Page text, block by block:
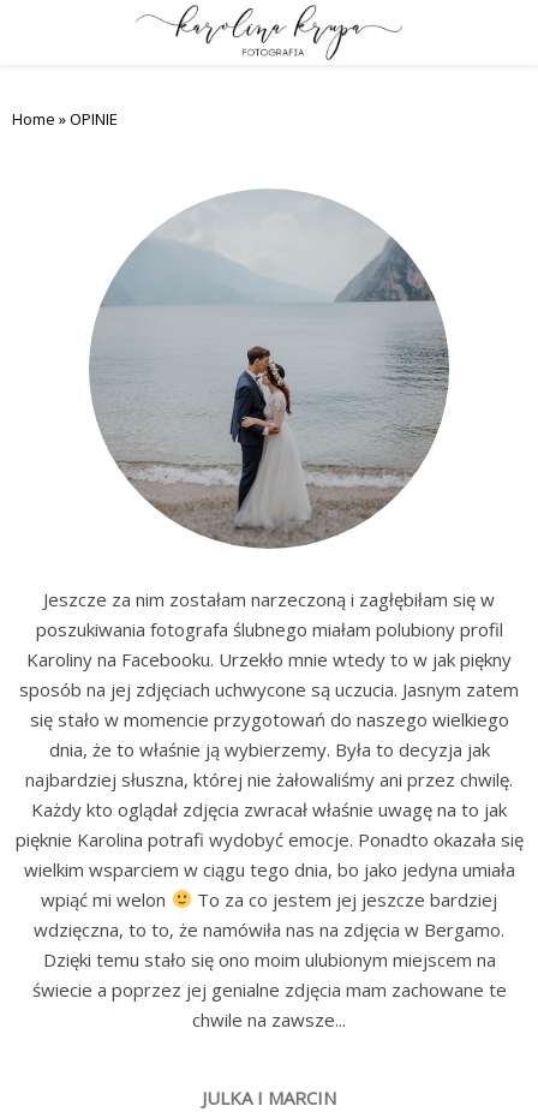
PRIMARY
Home »OPINIE
Jeszcze za nim zostałam narzeczoną i zagłębiłam się w
poszukiwania fotografa ślubnego miałam polubiony profil
Karoliny na Facebooku. Urzekło mnie wtedy to w jak piękny
sposób na jej zdjęciach uchwycone są uczucia. Jasnym zatem
się stało w momencie przygotowań do naszego wielkiego
dnia, że to właśnie ją wybierzemy. Była to decyzja jak
najbardziej słuszna, której nie żałowaliśmy ani przez chwilę.
Każdy kto oglądał zdjęcia zwracał właśnie uwagę na to jak
pięknie Karolina potrafi wydobyć emocje. Ponadto okazała się
wielkim wsparciem w ciągu tego dnia, bo jako jedyna umiała
wpiąć mi welon
To za co jestem jej jeszcze bardziej
wdzięczna, to to, że namówiła nas na zdjęcia w Bergamo.
Dzięki temu stało się ono moim ulubionym miejscem na
świecie a poprzez jej genialne zdjęcia mam zachowane te
chwile na zawsze...
JULKA I MARCIN